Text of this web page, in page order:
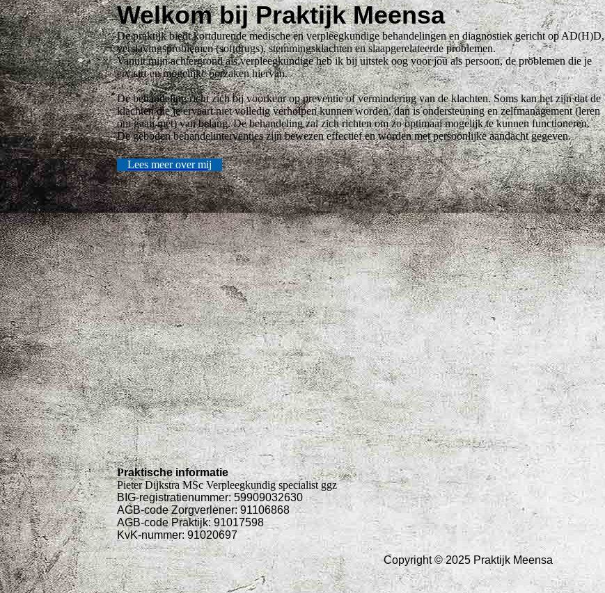
Welkom bij Praktijk Meensa
De praktijk biedt kortdurende medische en verpleegkundige behandelingen en diagnostiek gericht op AD(H)D,
verslavingsproblemen (softdrugs), stemmingsklachten en slaapgerelateerde problemen.
Vanuit mijn achtergrond als verpleegkundige heb ik bij uitstek oog voor jou als persoon, de problemen die je
ervaart en mogelijke oorzaken hiervan.
De behandeling richt zich bij voorkeur op preventie of vermindering van de klachten. Soms kan het zijn dat de
klachten die je ervaart niet volledig verholpen kunnen worden, dan is ondersteuning en zelfmanagement (leren
om gaan met) van belang. De behandeling zal zich richten om zo optimaal mogelijk te kunnen functioneren.
De geboden behandelinterventies zijn bewezen effectief en worden met persoonlijke aandacht gegeven.
Lees meer over mij
Praktische informatie
Pieter Dijkstra MSc Verpleegkundig specialist ggz
BIG-registratienummer: 59909032630
AGB-code Zorgverlener: 91106868
AGB-code Praktijk: 91017598
KvK-nummer: 91020697
Copyright © 2025 Praktijk Meensa